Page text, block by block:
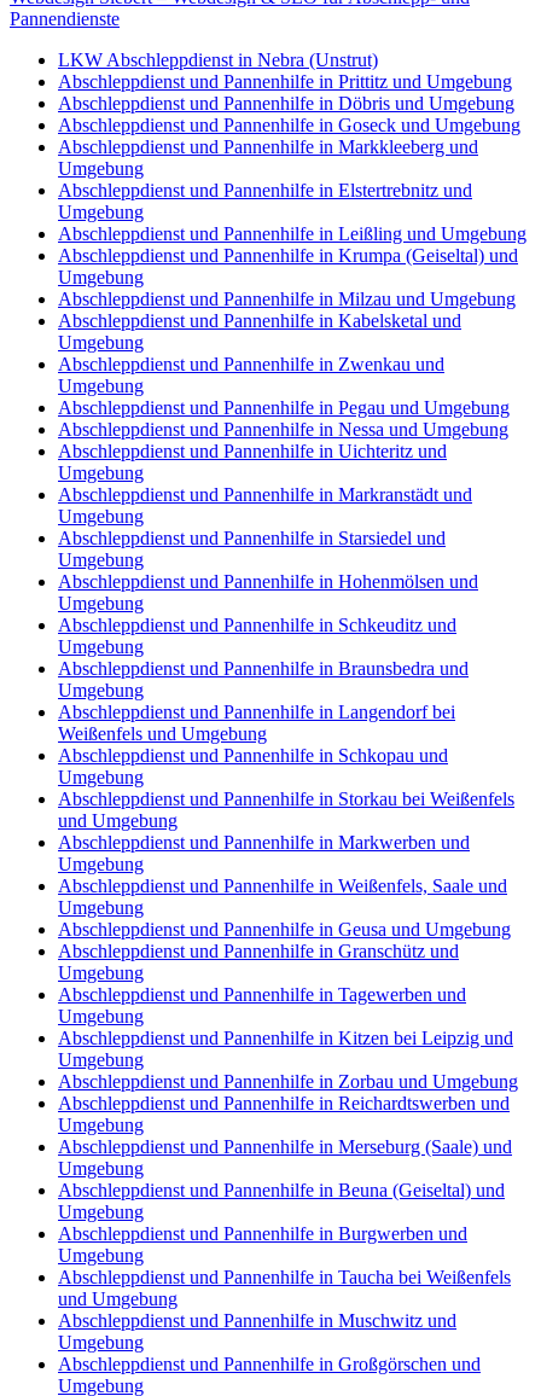
Pannendienste
LKW Abschleppdienst in Nebra (Unstrut)
Abschleppdienst und Pannenhilfe in Prittitz und Umgebung
Abschleppdienst und Pannenhilfe in Döbris und Umgebung
Abschleppdienst und Pannenhilfe in Goseck und Umgebung
Abschleppdienst und Pannenhilfe in Markkleeberg und
Umgebung
Abschleppdienst und Pannenhilfe in Elstertrebnitz und
Umgebung
Abschleppdienst und Pannenhilfe in Leißling und Umgebung
Abschleppdienst und Pannenhilfe in Krumpa (Geiseltal) und
Umgebung
Abschleppdienst und Pannenhilfe in Milzau und Umgebung
Abschleppdienst und Pannenhilfe in Kabelsketal und
Umgebung
Abschleppdienst und Pannenhilfe in Zwenkau und
Umgebung
Abschleppdienst und Pannenhilfe in Pegau und Umgebung
Abschleppdienst und Pannenhilfe in Nessa und Umgebung
Abschleppdienst und Pannenhilfe in Uichteritz und
Umgebung
Abschleppdienst und Pannenhilfe in Markranstädt und
Umgebung
Abschleppdienst und Pannenhilfe in Starsiedel und
Umgebung
Abschleppdienst und Pannenhilfe in Hohenmölsen und
Umgebung
Abschleppdienst und Pannenhilfe in Schkeuditz und
Umgebung
Abschleppdienst und Pannenhilfe in Braunsbedra und
Umgebung
Abschleppdienst und Pannenhilfe in Langendorf bei
Weißenfels und Umgebung
Abschleppdienst und Pannenhilfe in Schkopau und
Umgebung
Abschleppdienst und Pannenhilfe in Storkau bei Weißenfels
und Umgebung
Abschleppdienst und Pannenhilfe in Markwerben und
Umgebung
Abschleppdienst und Pannenhilfe in Weißenfels, Saale und
Umgebung
Abschleppdienst und Pannenhilfe in Geusa und Umgebung
Abschleppdienst und Pannenhilfe in Granschütz und
Umgebung
Abschleppdienst und Pannenhilfe in Tagewerben und
Umgebung
Abschleppdienst und Pannenhilfe in Kitzen bei Leipzig und
Umgebung
Abschleppdienst und Pannenhilfe in Zorbau und Umgebung
Abschleppdienst und Pannenhilfe in Reichardtswerben und
Umgebung
Abschleppdienst und Pannenhilfe in Merseburg (Saale) und
Umgebung
Abschleppdienst und Pannenhilfe in Beuna (Geiseltal) und
Umgebung
Abschleppdienst und Pannenhilfe in Burgwerben und
Umgebung
Abschleppdienst und Pannenhilfe in Taucha bei Weißenfels
und Umgebung
Abschleppdienst und Pannenhilfe in Muschwitz und
Umgebung
Abschleppdienst und Pannenhilfe in Großgörschen und
Umgebung